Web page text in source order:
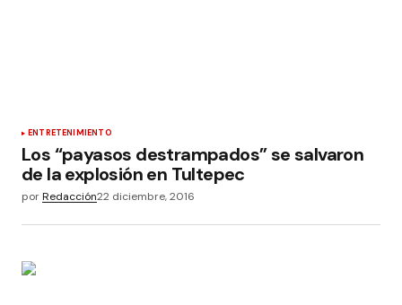
ENTRETENIMIENTO
Los “payasos destrampados” se salvaron
de la explosión en Tultepec
porRedacción22 diciembre, 2016